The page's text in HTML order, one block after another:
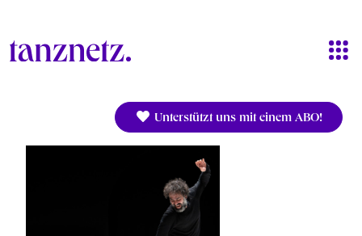
Unterstützt uns mit einem ABO!